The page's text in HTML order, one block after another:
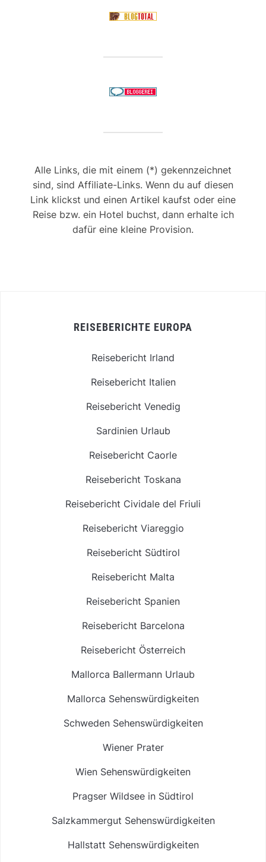
Alle Links, die mit einem (*) gekennzeichnet
sind, sind Affiliate-Links. Wenn du auf diesen
Link klickst und einen Artikel kaufst oder eine
Reise bzw. ein Hotel buchst, dann erhalte ich
dafür eine kleine Provision.
REISEBERICHTE EUROPA
Reisebericht Irland
Reisebericht Italien
Reisebericht Venedig
Sardinien Urlaub
Reisebericht Caorle
Reisebericht Toskana
Reisebericht Cividale del Friuli
Reisebericht Viareggio
Reisebericht Südtirol
Reisebericht Malta
Reisebericht Spanien
Reisebericht Barcelona
Reisebericht Österreich
Mallorca Ballermann Urlaub
Mallorca Sehenswürdigkeiten
Schweden Sehenswürdigkeiten
Wiener Prater
Wien Sehenswürdigkeiten
Pragser Wildsee in Südtirol
Salzkammergut Sehenswürdigkeiten
Hallstatt Sehenswürdigkeiten